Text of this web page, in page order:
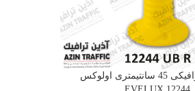
استوانه ترافیکی 45 سانتیمتری اولوکس